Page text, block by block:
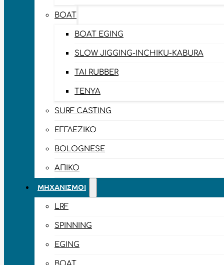
BOAT
BOAT EGING
SLOW JIGGING-INCHIKU-KABURA
TAI RUBBER
TENYA
SURF CASTING
ΕΓΓΛΈΖΙΚΟ
BOLOGNESE
ΑΠΊΚΟ
ΜΗΧΑΝΙΣΜΟΊ
LRF
SPINNING
EGING